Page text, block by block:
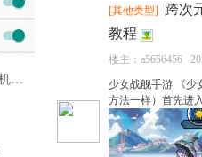
[其他类型] 跨次
教程
楼主： a5656456
少女战舰手游 《少
方法一样）首先进